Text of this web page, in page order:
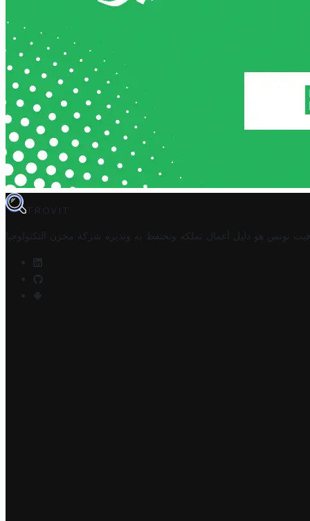
TROVIT
تونس هو دليل أعمال تملكه وتحتفظ به وتديره شركة مخزن التكنولوجيا